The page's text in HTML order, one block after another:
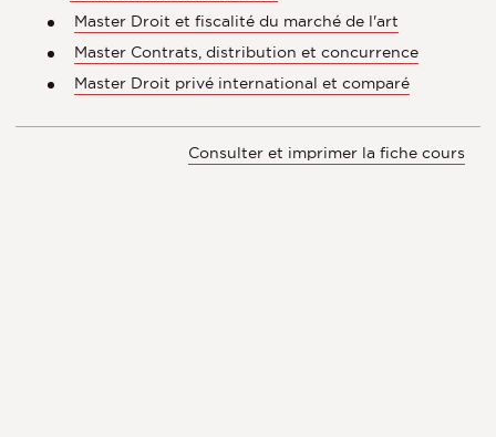
Master Droit et fiscalité du marché de l'art
Master Contrats, distribution et concurrence
Master Droit privé international et comparé
Consulter et imprimer la fiche cours